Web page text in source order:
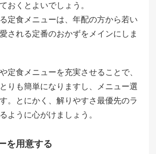
おくとよいでしょう。
定食メニューは、年配の方から若い
される定番のおかずをメインにしま
定食メニューを充実させることで、
りも簡単になりますし、メニュー選
。とにかく、解りやすさ最優先のラ
ように心がけましょう。
を用意する